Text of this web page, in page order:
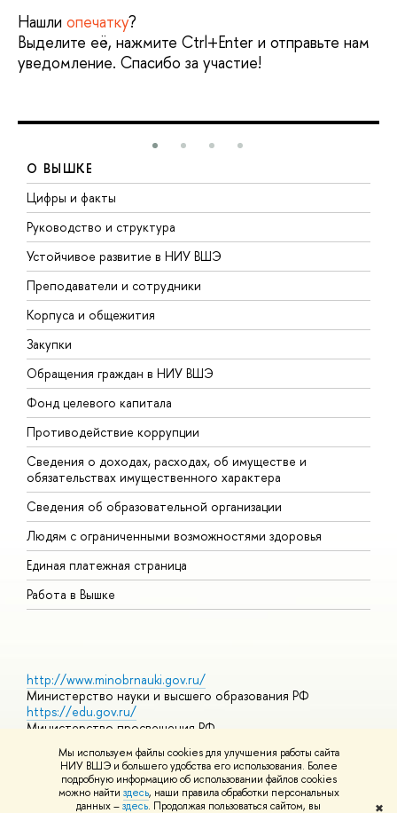
Мы используем файлы cookies для улучшения работы сайта
НИУ ВШЭ и большего удобства его использования. Более
подробную информацию об использовании файлов cookies
можно найти здесь, наши правила обработки персональных
данных –здесь. Продолжая пользоваться сайтом, вы
✖
Нашли опечатку?
Выделите её, нажмите Ctrl+Enter и отправьте нам
уведомление. Спасибо за участие!
О ВЫШКЕ
Цифры и факты
Руководство и структура
Устойчивое развитие в НИУ ВШЭ
Преподаватели и сотрудники
Корпуса и общежития
Закупки
Обращения граждан в НИУ ВШЭ
Фонд целевого капитала
Противодействие коррупции
Сведения о доходах, расходах, об имуществе и
обязательствах имущественного характера
Сведения об образовательной организации
Людям с ограниченными возможностями здоровья
Единая платежная страница
Работа в Вышке
http://www.minobrnauki.gov.ru/
Министерство науки и высшего образования РФ
https://edu.gov.ru/
Министерство просвещения РФ
https://elearning.hse.ru/mooc
Массовые открытые онлайн-курсы